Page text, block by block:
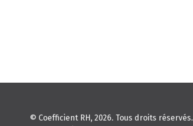
© Coefficient RH, 2026. Tous droits réservés.